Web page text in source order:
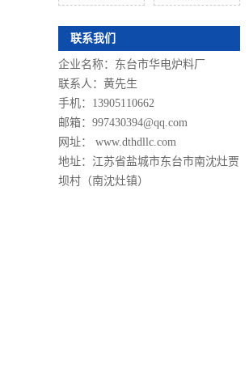
联系我们
企业名称：东台市华电炉料厂
联系人：黄先生
手机：13905110662
邮箱：997430394@qq.com
网址： www.dthdllc.com
地址：江苏省盐城市东台市南沈灶贾
坝村（南沈灶镇）